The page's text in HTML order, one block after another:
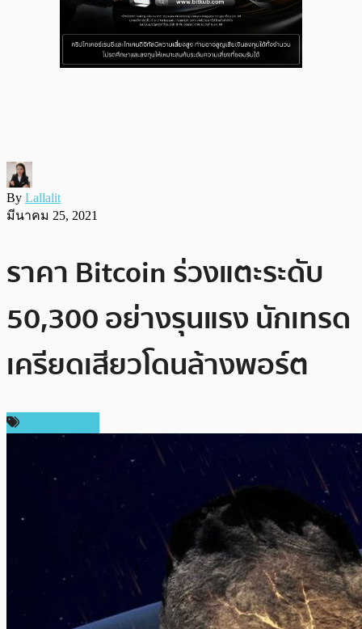
By Lallalit
มีนาคม 25, 2021
ราคา Bitcoin ร่วงแตะระดับ
50,300 อย่างรุนแรง นักเทรด
เครียดเสียวโดนล้างพอร์ต